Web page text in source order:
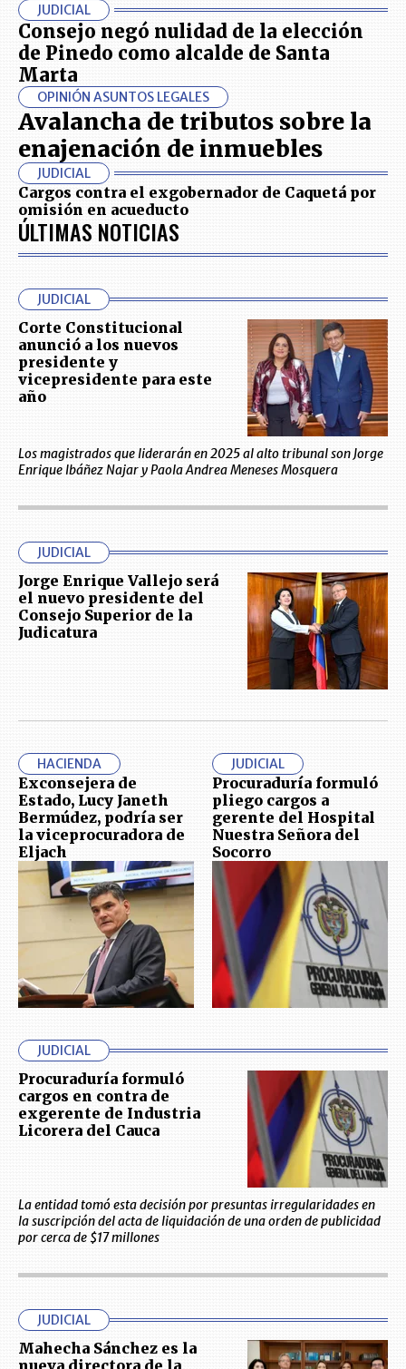
JUDICIAL
Consejo negó nulidad de la elección
de Pinedo como alcalde de Santa
Marta
OPINIÓN ASUNTOS LEGALES
Avalancha de tributos sobre la
enajenación de inmuebles
JUDICIAL
Cargos contra el exgobernador de Caquetá por
omisión en acueducto
ÚLTIMAS NOTICIAS
JUDICIAL
Corte Constitucional
anunció a los nuevos
presidente y
vicepresidente para este
año
Los magistrados que liderarán en 2025 al alto tribunal son Jorge
Enrique Ibáñez Najar y Paola Andrea Meneses Mosquera
JUDICIAL
Jorge Enrique Vallejo será
el nuevo presidente del
Consejo Superior de la
Judicatura
HACIENDA
Exconsejera de
Estado, Lucy Janeth
Bermúdez, podría ser
la viceprocuradora de
Eljach
JUDICIAL
Procuraduría formuló
pliego cargos a
gerente del Hospital
Nuestra Señora del
Socorro
JUDICIAL
Procuraduría formuló
cargos en contra de
exgerente de Industria
Licorera del Cauca
La entidad tomó esta decisión por presuntas irregularidades en
la suscripción del acta de liquidación de una orden de publicidad
por cerca de $17 millones
JUDICIAL
Mahecha Sánchez es la